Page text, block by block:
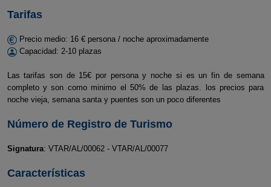
Tarifas
Precio medio: 16 € persona / noche aproximadamente
Capacidad: 2-10 plazas
Las tarifas son de 15€ por persona y noche si es un fin de semana
completo y son como minimo el 50% de las plazas. los precios para
noche vieja, semana santa y puentes son un poco diferentes
Número de Registro de Turismo
Signatura: VTAR/AL/00062 - VTAR/AL/00077
Características